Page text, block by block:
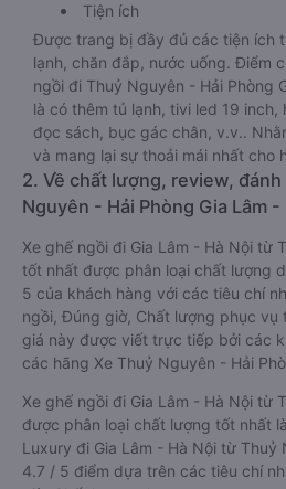
Tiện ích
Được trang bị đầy đủ các tiện ích
lạnh, chăn đắp, nước uống. Điểm
ngồi đi Thuỷ Nguyên - Hải Phòng
là có thêm tủ lạnh, tivi led 19 inch,
đọc sách, bục gác chân, v.v..
và mang lại sự thoải mái nhất cho
2. Về chất lượng, review,
Nguyên - Hải Phòng Gia Lâm
Xe ghế ngồi đi Gia Lâm - Hà Nội từ
tốt nhất được phân loại chất lượng
5 của khách hàng với các tiêu chí
ngồi, Đúng giờ, Chất lượng phục vụ
giá này được viết trực tiếp bởi các
các hãng Xe Thuỷ Nguyên - Hải
Xe ghế ngồi đi Gia Lâm - Hà Nội từ
được phân loại chất lượng tốt nhất
Luxury đi Gia Lâm - Hà Nội từ Thuỷ
4.7 / 5 điểm dựa trên các tiêu chí